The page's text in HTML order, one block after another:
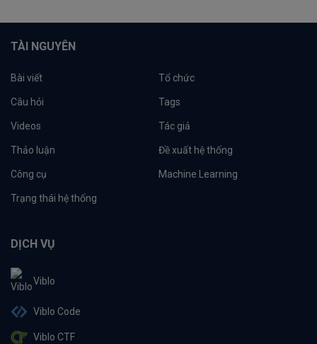
TÀI NGUYÊN
Bài viết Tổ chức
Câu hỏi Tags
Videos Tác giả
Thảo luận Đề xuất hệ thống
Công cụ Machine Learning
Trạng thái hệ thống
DỊCH VỤ
Viblo
Viblo Code
Viblo CTF